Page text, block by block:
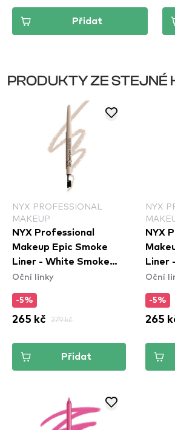
Přidat
PRODUKTY ZE STEJNÉ
NYX PROFESSIONAL
MAKEUP
NYX Professional
Makeup Epic Smoke
Liner - White Smoke
(ESL01)
Oční linky
-5%
265 kč 279 kč
Přidat
NYX
NYX
Liner
Oční
-5%
265